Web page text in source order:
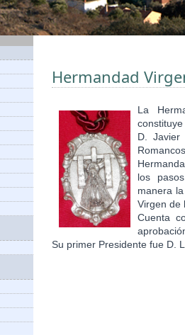
Hermandad
La
D. Javier
los
manera
Virgen de
Cuenta
Su primer Presidente fue D.